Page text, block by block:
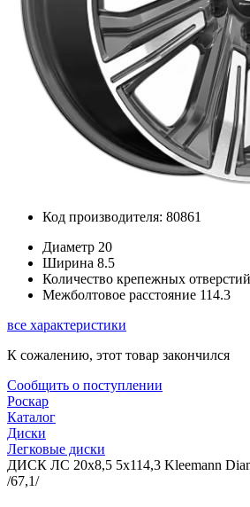
Код производителя: 80861
Диаметр 20
Ширина 8.5
Количество крепежных отверстий
Межболтовое расстояние 114.3
все характеристики
К сожалению, этот товар закончился
Сообщить о поступлении
Роскар
Каталог
Диски
Легковые диски
ДИСК ЛС 20x8,5 5x114,3 Kleemann
/67,1/